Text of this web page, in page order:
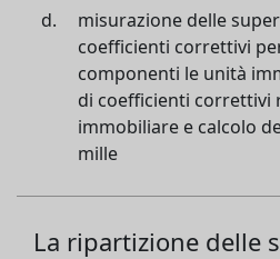
misurazione delle
coefficienti correttivi
componenti le unità
di coefficienti correttivi
immobiliare e calcolo
mille
La ripartizione delle